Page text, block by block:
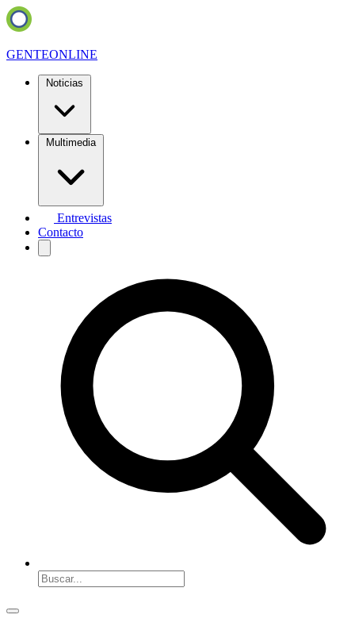
GENTEONLINE
Noticias
Multimedia
Entrevistas
Contacto